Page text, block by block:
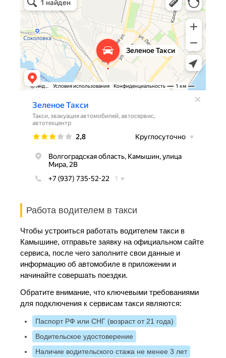
Работа водителем в такси
Чтобы устроиться работать водителем такси в
Камышине, отправьте заявку на официальном сайте
сервиса, после чего заполните свои данные и
информацию об автомобиле в приложении и
начинайте совершать поездки.
Обратите внимание, что ключевыми требованиями
для подключения к сервисам такси являются:
Паспорт РФ или СНГ (возраст от 21 года)
Водительское удостоверение
Наличие водительского стажа не менее 3 лет